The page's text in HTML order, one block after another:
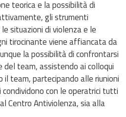
teorica e la possibilità di
gli strumenti
situazioni di violenza e le
tirocinante viene affiancata da
la possibilità di confrontarsi
del team, assistendo ai colloqui
team, partecipando alle riunioni
con le operatrici tutti
Centro Antiviolenza, sia alla